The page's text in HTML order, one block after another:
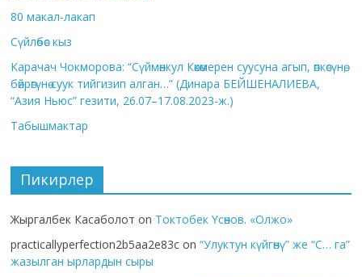
80 макал-лакап
Сүйлөбөс кыз
Карачач Чокморова: “Сүймөнкул Көкөмерен суусуна агып, өпкөсүнө,
бөйрөгүнө суук тийгизип алган…” (Динара БЕЙШЕНАЛИЕВА,
“Азия Ньюс” гезити, 26.07–17.08.2023-ж.)
Табышмактар
Пикирлер
Жыргалбек Касаболот on Токтобек Үсөнов. «Олжо»
practicallyperfection2b5aa2e83c on“Улуктун күйгөнү” же “С… га”
жазылган ырлардын сыры